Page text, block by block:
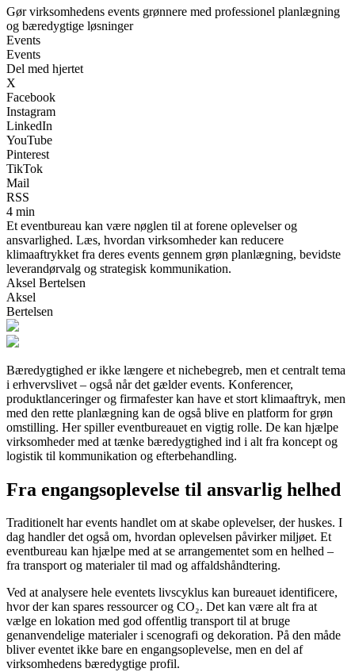
Gør virksomhedens events grønnere med professionel planlægning
og bæredygtige løsninger
Events
Events
Del med hjertet
X
Facebook
Instagram
LinkedIn
YouTube
Pinterest
TikTok
Mail
RSS
4 min
Et eventbureau kan være nøglen til at forene oplevelser og
ansvarlighed. Læs, hvordan virksomheder kan reducere
klimaaftrykket fra deres events gennem grøn planlægning, bevidste
leverandørvalg og strategisk kommunikation.
Aksel Bertelsen
Aksel
Bertelsen
Bæredygtighed er ikke længere et nichebegreb, men et centralt tema
i erhvervslivet – også når det gælder events. Konferencer,
produktlanceringer og firmafester kan have et stort klimaaftryk, men
med den rette planlægning kan de også blive en platform for grøn
omstilling. Her spiller eventbureauet en vigtig rolle. De kan hjælpe
virksomheder med at tænke bæredygtighed ind i alt fra koncept og
logistik til kommunikation og efterbehandling.
Fra engangsoplevelse til ansvarlig helhed
Traditionelt har events handlet om at skabe oplevelser, der huskes. I
dag handler det også om, hvordan oplevelsen påvirker miljøet. Et
eventbureau kan hjælpe med at se arrangementet som en helhed –
fra transport og materialer til mad og affaldshåndtering.
Ved at analysere hele eventets livscyklus kan bureauet identificere,
hvor der kan spares ressourcer og CO₂. Det kan være alt fra at
vælge en lokation med god offentlig transport til at bruge
genanvendelige materialer i scenografi og dekoration. På den måde
bliver eventet ikke bare en engangsoplevelse, men en del af
virksomhedens bæredygtige profil.